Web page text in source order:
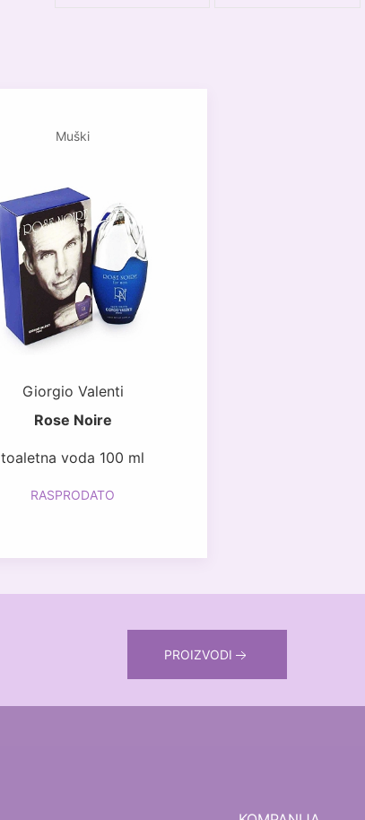
Muški
Giorgio Valenti
Rose Noire
toaletna voda 100 ml
RASPRODATO
PROIZVODI